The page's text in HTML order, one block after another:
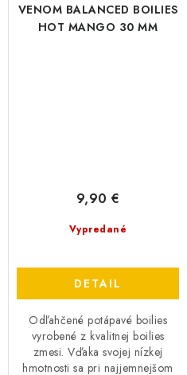
VENOM BALANCED BOILIES
HOT MANGO 30 MM
Vypredané
9,90 €
DETAIL
Odľahčené potápavé boilies
vyrobené z kvalitnej boilies
zmesi. Vďaka svojej nízkej
hmotnosti sa pri najjemnejšom